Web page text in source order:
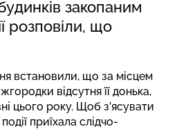
закопаним
розповіли, що
встановили, що за місцем
відсутня її донька,
цього року. Щоб з’ясувати
приїхала слідчо-